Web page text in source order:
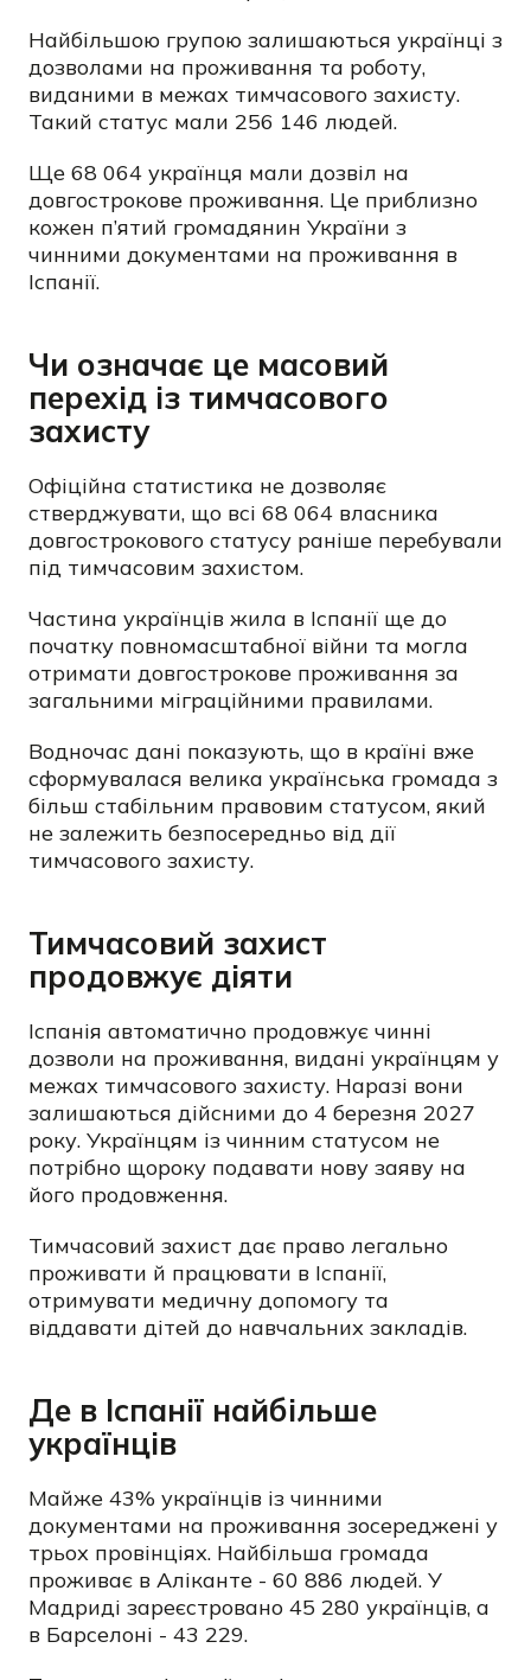
Найбільшою групою залишаються українці з
дозволами на проживання та роботу,
виданими в межах тимчасового захисту.
Такий статус мали 256 146 людей.
Ще 68 064 українця мали дозвіл на
довгострокове проживання. Це приблизно
кожен п’ятий громадянин України з
чинними документами на проживання в
Іспанії.
Чи означає це масовий
перехід із тимчасового
захисту
Офіційна статистика не дозволяє
стверджувати, що всі 68 064 власника
довгострокового статусу раніше перебували
під тимчасовим захистом.
Частина українців жила в Іспанії ще до
початку повномасштабної війни та могла
отримати довгострокове проживання за
загальними міграційними правилами.
Водночас дані показують, що в країні вже
сформувалася велика українська громада з
більш стабільним правовим статусом, який
не залежить безпосередньо від дії
тимчасового захисту.
Тимчасовий захист
продовжує діяти
Іспанія автоматично продовжує чинні
дозволи на проживання, видані українцям у
межах тимчасового захисту. Наразі вони
залишаються дійсними до 4 березня 2027
року. Українцям із чинним статусом не
потрібно щороку подавати нову заяву на
його продовження.
Тимчасовий захист дає право легально
проживати й працювати в Іспанії,
отримувати медичну допомогу та
віддавати дітей до навчальних закладів.
Де в Іспанії найбільше
українців
Майже 43% українців із чинними
документами на проживання зосереджені у
трьох провінціях. Найбільша громада
проживає в Аліканте - 60 886 людей. У
Мадриді зареєстровано 45 280 українців, а
в Барселоні - 43 229.